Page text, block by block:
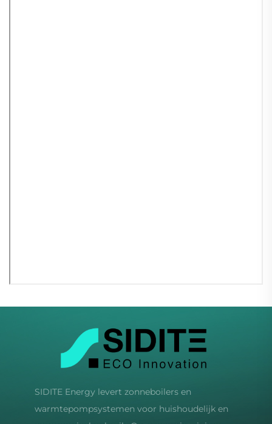
SIDITE Energy levert zonneboilers en
warmtepompsystemen voor huishoudelijk en